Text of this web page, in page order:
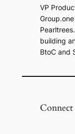
VP
building
BtoC and
Connect